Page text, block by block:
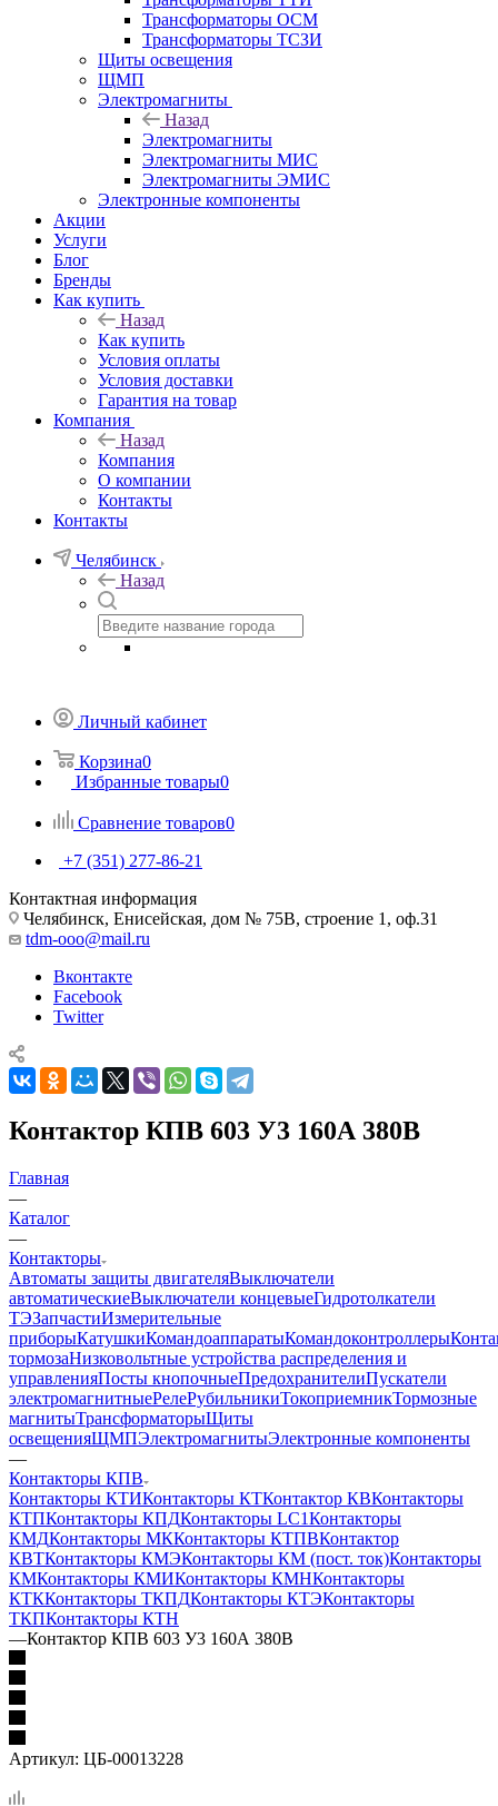
Трансформаторы ОСМ
Трансформаторы ТСЗИ
Щиты освещения
ЩМП
Электромагниты
Назад
Электромагниты
Электромагниты МИС
Электромагниты ЭМИС
Электронные компоненты
Акции
Услуги
Блог
Бренды
Как купить
Назад
Как купить
Условия оплаты
Условия доставки
Гарантия на товар
Компания
Назад
Компания
О компании
Контакты
Контакты
Челябинск
Назад
Личный кабинет
Корзина0
Избранные товары0
Сравнение товаров0
+7 (351) 277-86-21
Контактная информация
Челябинск, Енисейская, дом № 75В, строение 1, оф.31
tdm-ooo@mail.ru
Вконтакте
Facebook
Twitter
Контактор КПВ 603 У3 160А 380В
Главная
—
Каталог
—
Контакторы
Автоматы защиты двигателяВыключатели
автоматическиеВыключатели концевыеГидротолкатели
ТЭЗапчастиИзмерительные
приборыКатушкиКомандоаппаратыКомандоконтроллеры
тормозаНизковольтные устройства распределения и
управленияПосты кнопочныеПредохранителиПускатели
электромагнитныеРелеРубильникиТокоприемникТормозные
магнитыТрансформаторыЩиты
освещенияЩМПЭлектромагнитыЭлектронные компоненты
—
Контакторы КПВ
Контакторы КТИКонтакторы КТКонтактор КВКонтакторы
КТПКонтакторы КПДКонтакторы LC1Контакторы
КМДКонтакторы МККонтакторы КТПВКонтактор
КВТКонтакторы КМЭКонтакторы КМ (пост. ток)Контакторы
КМКонтакторы КМИКонтакторы КМНКонтакторы
КТККонтакторы ТКПДКонтакторы КТЭКонтакторы
ТКПКонтакторы КТН
—Контактор КПВ 603 У3 160А 380В
Артикул: ЦБ-00013228